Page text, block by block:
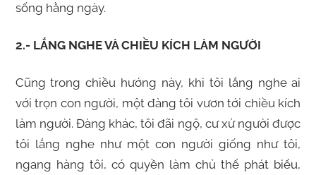
sống hằng ngày.
2.- LẮNG NGHE VÀ CHIỀU KÍCH LÀM NGƯỜI
Cũng trong chiều hướng này, khi tôi lắng nghe ai
với trọn con người, một đàng tôi vươn tới chiều kích
làm người. Đàng khác, tôi đãi ngộ, cư xử người được
tôi lắng nghe như một con người giống như tôi,
ngang hàng tôi, có quyền làm chủ thể phát biểu,